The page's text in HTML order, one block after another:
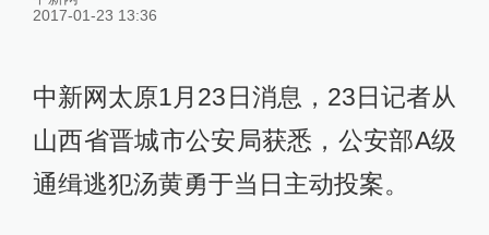
2017-01-23 13:36
中新网太原1月23日消息，23日记者从
山西省晋城市公安局获悉，公安部A级
通缉逃犯汤黄勇于当日主动投案。